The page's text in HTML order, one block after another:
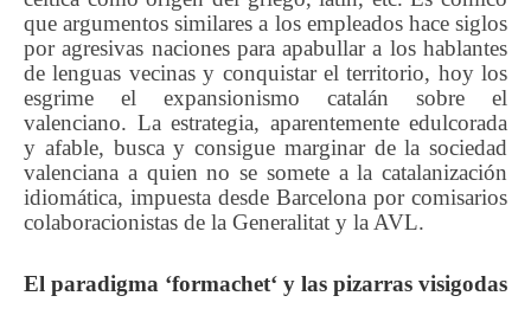
que argumentos similares a los empleados hace siglos
por agresivas naciones para apabullar a los hablantes
de lenguas vecinas y conquistar el territorio, hoy los
esgrime el expansionismo catalán sobre el
valenciano. La estrategia, aparentemente edulcorada
y afable, busca y consigue marginar de la sociedad
valenciana a quien no se somete a la catalanización
idiomática, impuesta desde Barcelona por comisarios
colaboracionistas de la Generalitat y la AVL.
El paradigma ‘formachet‘ y las pizarras visigodas